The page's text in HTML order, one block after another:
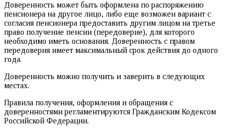
Доверенность может быть оформлена по распоряжению
пенсионера на другое лицо, либо еще возможен вариант с
согласия пенсионера предоставить другим лицом на третье
право получение пенсии (передоверие), для которого
необходимо иметь основания. Доверенность с правом
передоверия имеет максимальный срок действия до одного
года.
Доверенность можно получить и заверить в следующих
местах.
Правила получения, оформления и обращения с
доверенностями регламентируются Гражданским Кодексом
Российской Федерации.